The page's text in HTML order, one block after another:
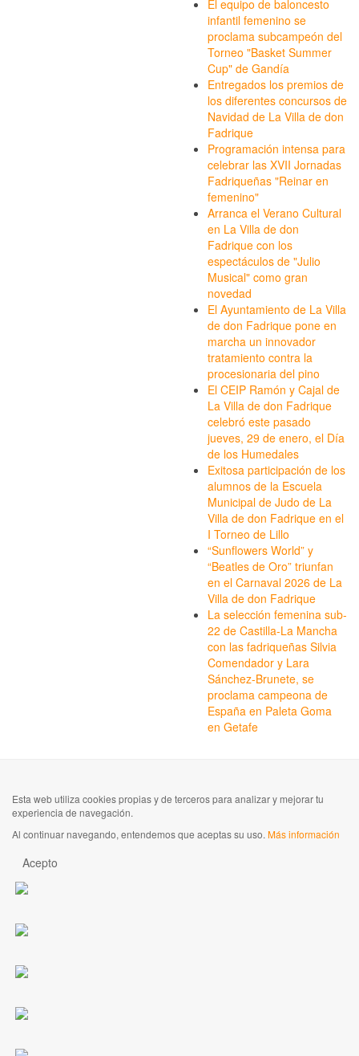
El equipo de baloncesto
infantil femenino se
proclama subcampeón del
Torneo "Basket Summer
Cup" de Gandía
Entregados los premios de
los diferentes concursos de
Navidad de La Villa de don
Fadrique
Programación intensa para
celebrar las XVII Jornadas
Fadriqueñas "Reinar en
femenino"
Arranca el Verano Cultural
en La Villa de don
Fadrique con los
espectáculos de "Julio
Musical" como gran
novedad
El Ayuntamiento de La Villa
de don Fadrique pone en
marcha un innovador
tratamiento contra la
procesionaria del pino
El CEIP Ramón y Cajal de
La Villa de don Fadrique
celebró este pasado
jueves, 29 de enero, el Día
de los Humedales
Exitosa participación de los
alumnos de la Escuela
Municipal de Judo de La
Villa de don Fadrique en el
I Torneo de Lillo
“Sunflowers World” y
“Beatles de Oro” triunfan
en el Carnaval 2026 de La
Villa de don Fadrique
La selección femenina sub-
22 de Castilla-La Mancha
con las fadriqueñas Silvia
Comendador y Lara
Sánchez-Brunete, se
proclama campeona de
España en Paleta Goma
en Getafe
Esta web utiliza cookies propias y de terceros para analizar y mejorar tu
experiencia de navegación.
Al continuar navegando, entendemos que aceptas su uso. Más información
Acepto